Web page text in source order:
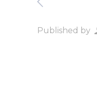
Published by